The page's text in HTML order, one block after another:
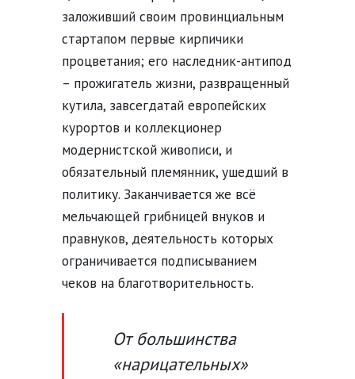
заложивший своим провинциальным
стартапом первые кирпичики
процветания; его наследник-антипод
– прожигатель жизни, развращенный
кутила, завсегдатай европейских
курортов и коллекционер
модернистской живописи, и
обязательный племянник, ушедший в
политику. Заканчивается же всё
мельчающей грибницей внуков и
правнуков, деятельность которых
ограничивается подписыванием
чеков на благотворительность.
От большинства
«нарицательных»